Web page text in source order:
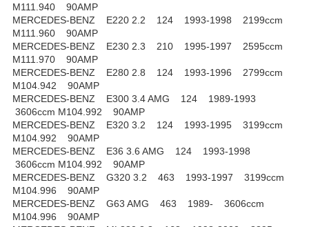
M111.940 90AMP
MERCEDES-BENZ E220 2.2 124 1993-1998 2199ccm
M111.960 90AMP
MERCEDES-BENZ E230 2.3 210 1995-1997 2595ccm
M111.970 90AMP
MERCEDES-BENZ E280 2.8 124 1993-1996 2799ccm
M104.942 90AMP
MERCEDES-BENZ E300 3.4 AMG 124 1989-1993
3606ccm M104.992 90AMP
MERCEDES-BENZ E320 3.2 124 1993-1995 3199ccm
M104.992 90AMP
MERCEDES-BENZ E36 3.6 AMG 124 1993-1998
3606ccm M104.992 90AMP
MERCEDES-BENZ G320 3.2 463 1993-1997 3199ccm
M104.996 90AMP
MERCEDES-BENZ G63 AMG 463 1989- 3606ccm
M104.996 90AMP